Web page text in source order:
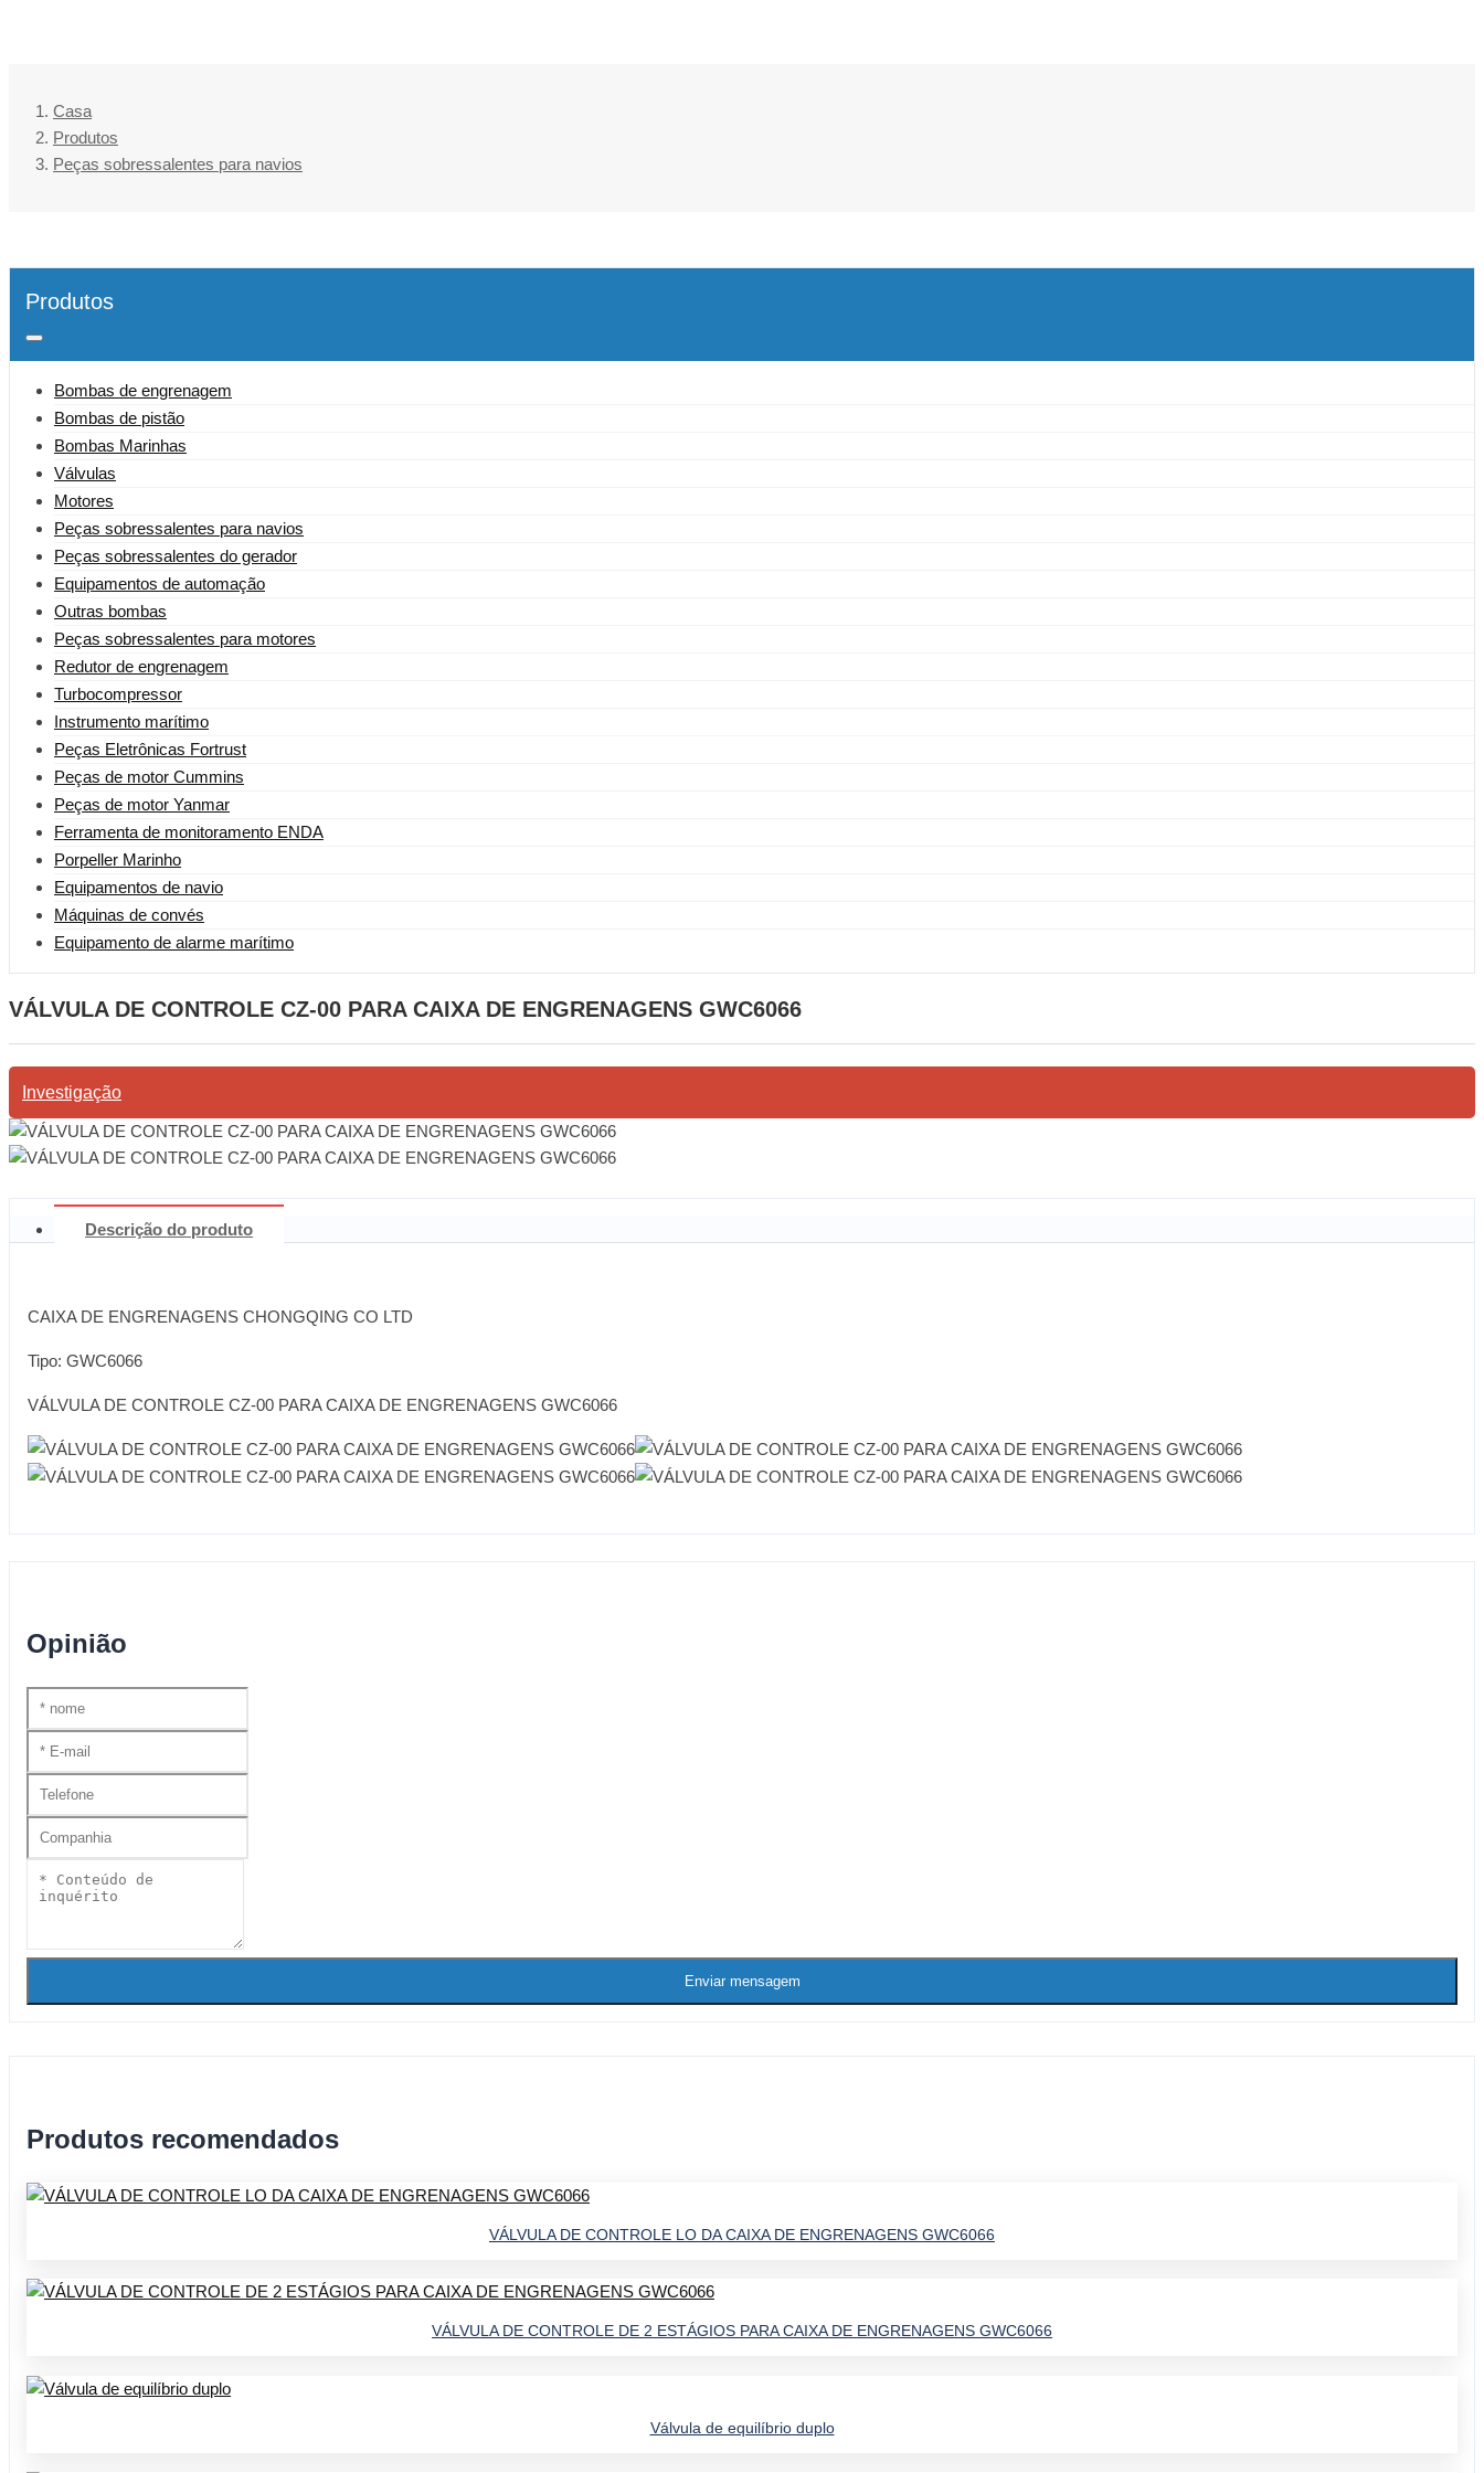
Casa
Produtos
Peças sobressalentes para navios
Produtos
Bombas de engrenagem
Bombas de pistão
Bombas Marinhas
Válvulas
Motores
Peças sobressalentes para navios
Peças sobressalentes do gerador
Equipamentos de automação
Outras bombas
Peças sobressalentes para motores
Redutor de engrenagem
Turbocompressor
Instrumento marítimo
Peças Eletrônicas Fortrust
Peças de motor Cummins
Peças de motor Yanmar
Ferramenta de monitoramento ENDA
Porpeller Marinho
Equipamentos de navio
Máquinas de convés
Equipamento de alarme marítimo
VÁLVULA DE CONTROLE CZ-00 PARA CAIXA DE ENGRENAGENS GWC6066
Investigação
Descrição do produto
CAIXA DE ENGRENAGENS CHONGQING CO LTD
Tipo: GWC6066
VÁLVULA DE CONTROLE CZ-00 PARA CAIXA DE ENGRENAGENS GWC6066
Opinião
Enviar mensagem
Produtos recomendados
VÁLVULA DE CONTROLE LO DA CAIXA DE ENGRENAGENS GWC6066
VÁLVULA DE CONTROLE DE 2 ESTÁGIOS PARA CAIXA DE ENGRENAGENS GWC6066
Válvula de equilíbrio duplo